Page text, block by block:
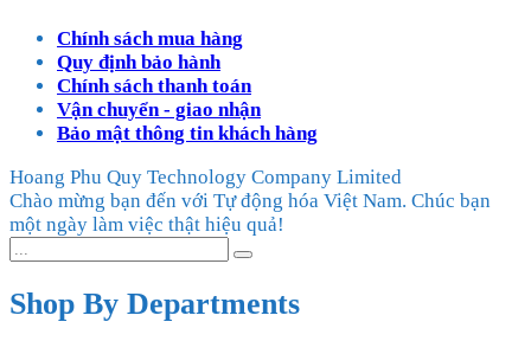
Chính sách mua hàng
Quy định bảo hành
Chính sách thanh toán
Vận chuyển - giao nhận
Bảo mật thông tin khách hàng
Hoang Phu Quy Technology Company Limited
Chào mừng bạn đến với Tự động hóa Việt Nam. Chúc bạn
một ngày làm việc thật hiệu quả!
Shop By Departments